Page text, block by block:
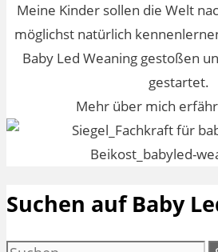
Meine Kinder sollen die Welt
möglichst natürlich
Baby Led Weaning gestoßen
gestartet.
Mehr über mich
Suchen auf Baby